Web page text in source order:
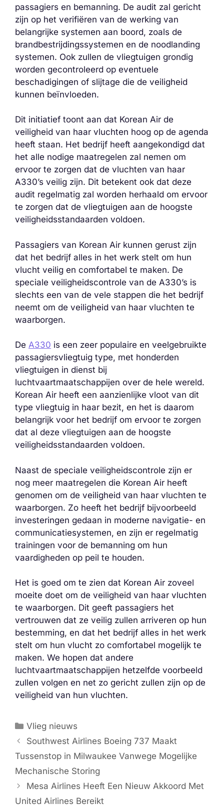
passagiers en bemanning. De audit zal gericht
zijn op het verifiëren van de werking van
belangrijke systemen aan boord, zoals de
brandbestrijdingssystemen en de noodlanding
systemen. Ook zullen de vliegtuigen grondig
worden gecontroleerd op eventuele
beschadigingen of slijtage die de veiligheid
kunnen beïnvloeden.
Dit initiatief toont aan dat Korean Air de
veiligheid van haar vluchten hoog op de agenda
heeft staan. Het bedrijf heeft aangekondigd dat
het alle nodige maatregelen zal nemen om
ervoor te zorgen dat de vluchten van haar
A330’s veilig zijn. Dit betekent ook dat deze
audit regelmatig zal worden herhaald om ervoor
te zorgen dat de vliegtuigen aan de hoogste
veiligheidsstandaarden voldoen.
Passagiers van Korean Air kunnen gerust zijn
dat het bedrijf alles in het werk stelt om hun
vlucht veilig en comfortabel te maken. De
speciale veiligheidscontrole van de A330’s is
slechts een van de vele stappen die het bedrijf
neemt om de veiligheid van haar vluchten te
waarborgen.
De A330 is een zeer populaire en veelgebruikte
passagiersvliegtuig type, met honderden
vliegtuigen in dienst bij
luchtvaartmaatschappijen over de hele wereld.
Korean Air heeft een aanzienlijke vloot van dit
type vliegtuig in haar bezit, en het is daarom
belangrijk voor het bedrijf om ervoor te zorgen
dat al deze vliegtuigen aan de hoogste
veiligheidsstandaarden voldoen.
Naast de speciale veiligheidscontrole zijn er
nog meer maatregelen die Korean Air heeft
genomen om de veiligheid van haar vluchten te
waarborgen. Zo heeft het bedrijf bijvoorbeeld
investeringen gedaan in moderne navigatie- en
communicatiesystemen, en zijn er regelmatig
trainingen voor de bemanning om hun
vaardigheden op peil te houden.
Het is goed om te zien dat Korean Air zoveel
moeite doet om de veiligheid van haar vluchten
te waarborgen. Dit geeft passagiers het
vertrouwen dat ze veilig zullen arriveren op hun
bestemming, en dat het bedrijf alles in het werk
stelt om hun vlucht zo comfortabel mogelijk te
maken. We hopen dat andere
luchtvaartmaatschappijen hetzelfde voorbeeld
zullen volgen en net zo gericht zullen zijn op de
veiligheid van hun vluchten.
Categorieën
Vlieg nieuws
Southwest Airlines Boeing 737 Maakt
Tussenstop in Milwaukee Vanwege Mogelijke
Mechanische Storing
Mesa Airlines Heeft Een Nieuw Akkoord Met
United Airlines Bereikt